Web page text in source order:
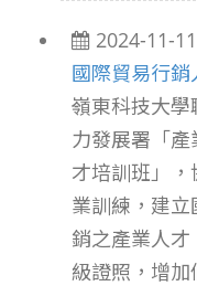
2024-11-11
國際貿易行銷
嶺東科技大
力發展署「
才培訓班」
業訓練，建
銷之產業人
級證照，增加